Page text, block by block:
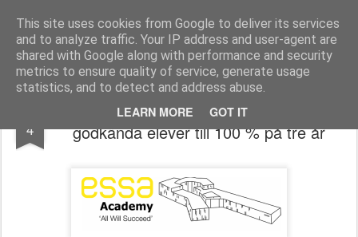
This site uses cookies from Google to deliver its services
and to analyze traffic. Your IP address and user-agent are
shared with Google along with performance and security
metrics to ensure quality of service, generate usage
statistics, and to detect and address abuse.
LEARN MORE GOT IT
Logopeden i skolan En blogg om språk-, läs- och skrivsvårigheter och assisterande teknik
Pages
4
"All will succeed": om att gå från 28 %
godkända elever till 100 % på tre år